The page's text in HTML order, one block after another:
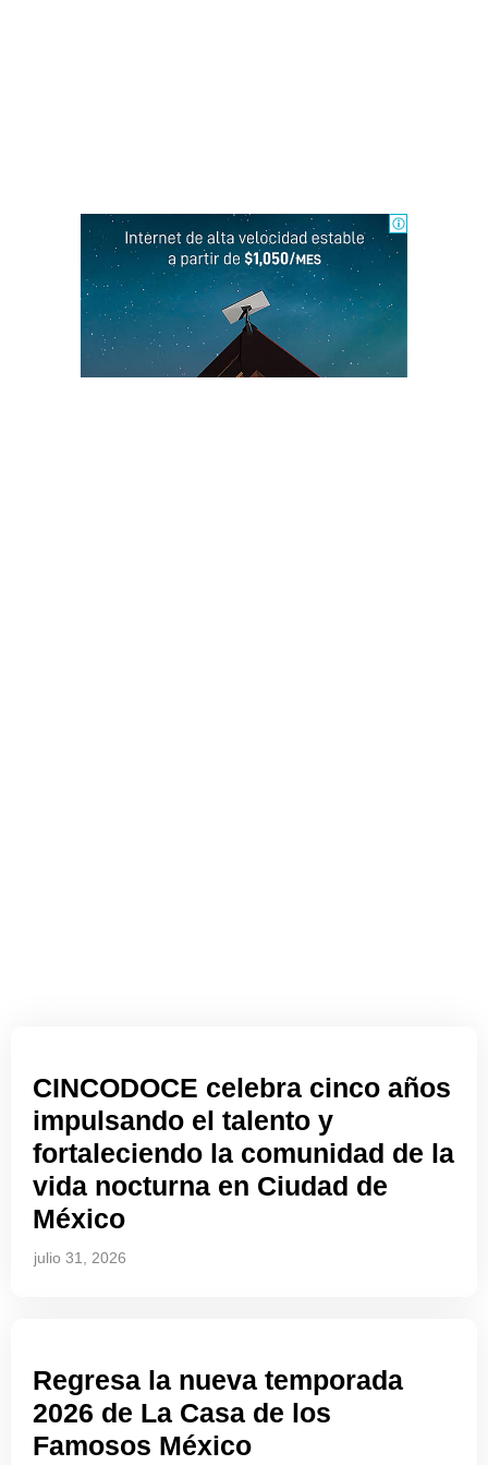
CINCODOCE celebra cinco años
impulsando el talento y
fortaleciendo la comunidad de la
vida nocturna en Ciudad de
México
julio 31, 2026
Regresa la nueva temporada
2026 de La Casa de los
Famosos México